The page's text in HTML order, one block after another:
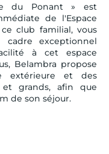
du Ponant » est
de l'Espace
club familial, vous
exceptionnel
à cet espace
Belambra propose
extérieure et des
grands, afin que
de son séjour.